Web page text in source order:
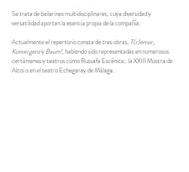
Se trata de bailarines multidisciplinares, cuya diversidad y
versatilidad aportan la esencia propia de la compañía.
Actualmente el repertorio consta de tres obras, T(r)emor,
KonvergenzyBaum!,habiendo sido representadas en numerosos
certámenes y teatros como Russafa Escénica, la XXIII Mostra de
Alcoi o en el teatro Echegaray de Málaga.